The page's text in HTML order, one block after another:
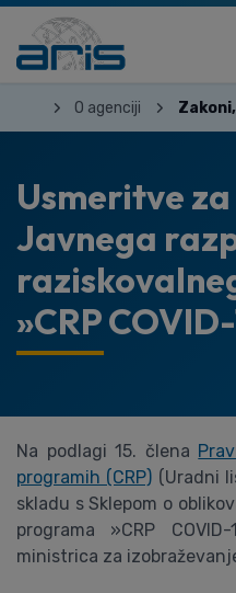
O agenciji
Usmeritve
Javnega
»CRP
Na podlagi 15. člena
programih (CRP) (Uradni
skladu s Sklepom o
programa »CRP
ministrica za